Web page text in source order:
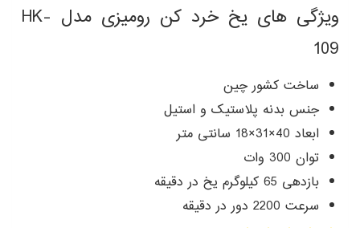
ویژگی های یخ خرد کن رومیزی مدل HK-
109
ساخت کشور چین
جنس بدنه پلاستیک و استیل
ابعاد 40×31×18 سانتی متر
توان 300 وات
بازدهی 65 کیلوگرم یخ در دقیقه
سرعت 2200 دور در دقیقه